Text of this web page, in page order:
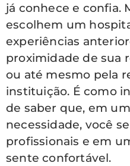
já conhece e confia.
escolhem um
experiências
proximidade de sua
ou até mesmo pela
instituição. É como
de saber que, em
necessidade, você
profissionais e em
sente confortável.